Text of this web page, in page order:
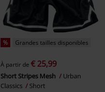
% Grandes tailles disponibles
À partir de € 25,99
Short Stripes Mesh
Urban
Classics
Short